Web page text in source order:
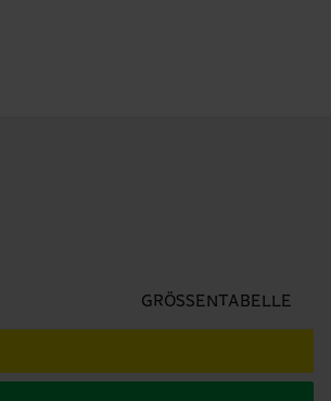
GRÖSSENTABELLE